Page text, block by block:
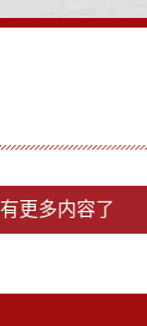
更多内容了